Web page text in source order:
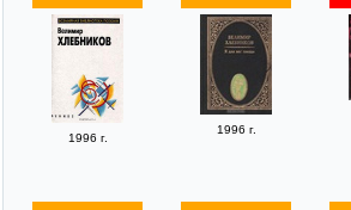
1996 г.
1996 г.